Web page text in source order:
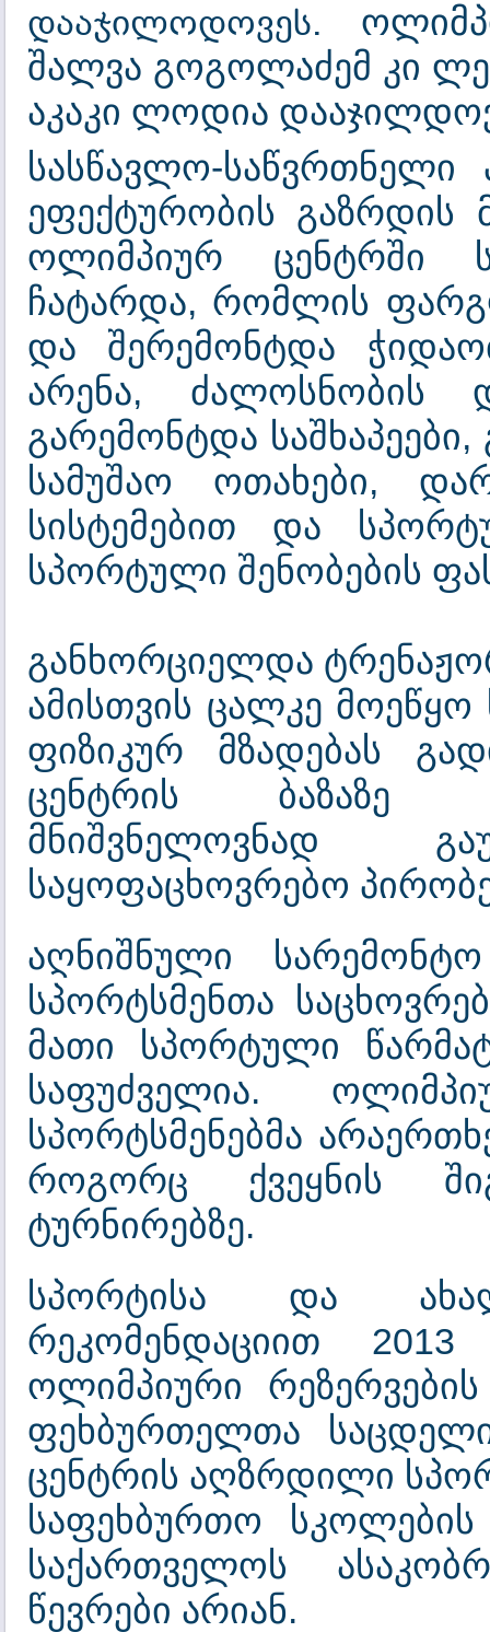
დააჯილოდოვეს.
შალვა გოგოლაძემ კი
აკაკი ლოდია
სასწავლო-საწვრთნელი
ეფექტურობის გაზრდის
ოლიმპიურ ცენტრში
ჩატარდა, რომლის
და შერემონტდა
არენა, ძალოსნობის
გარემონტდა
სამუშაო ოთახები,
სისტემებით და
სპორტული შენობების
განხორციელდა
ამისთვის ცალკე
ფიზიკურ მზადებას
ცენტრის ბაზაზე
მნიშვნელოვნად
საყოფაცხოვრებო
აღნიშნული
სპორტსმენთა
მათი სპორტული
საფუძველია.
სპორტსმენებმა
როგორც ქვეყნის
ტურნირებზე.
სპორტისა და
რეკომენდაციით
ოლიმპიური
ფეხბურთელთა
ცენტრის აღზრდილი
საფეხბურთო სკოლების
საქართველოს
წევრები არიან.